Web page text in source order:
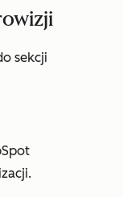
sekcji